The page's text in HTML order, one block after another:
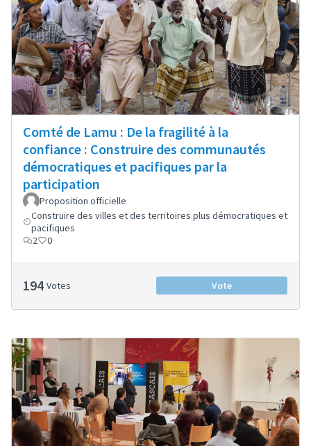
Comté de Lamu : De la fragilité à la
confiance : Construire des communautés
démocratiques et pacifiques par la
participation
Proposition officielle
Construire des villes et des territoires plus démocratiques et
pacifiques
2
0
194 Votes Vote